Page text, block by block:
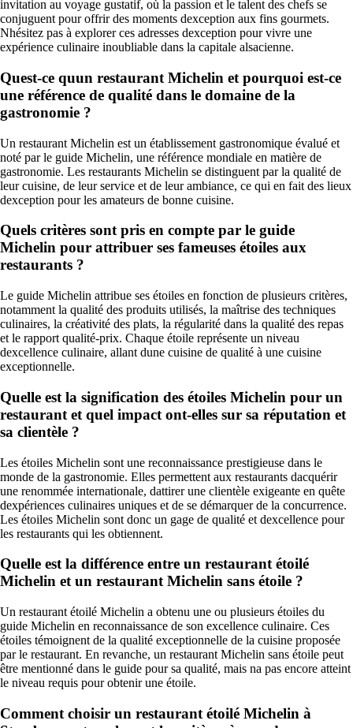
invitation au voyage gustatif, où la passion et le talent des chefs se
conjuguent pour offrir des moments dexception aux fins gourmets.
Nhésitez pas à explorer ces adresses dexception pour vivre une
expérience culinaire inoubliable dans la capitale alsacienne.
Quest-ce quun restaurant Michelin et pourquoi est-ce
une référence de qualité dans le domaine de la
gastronomie ?
Un restaurant Michelin est un établissement gastronomique évalué et
noté par le guide Michelin, une référence mondiale en matière de
gastronomie. Les restaurants Michelin se distinguent par la qualité de
leur cuisine, de leur service et de leur ambiance, ce qui en fait des lieux
dexception pour les amateurs de bonne cuisine.
Quels critères sont pris en compte par le guide
Michelin pour attribuer ses fameuses étoiles aux
restaurants ?
Le guide Michelin attribue ses étoiles en fonction de plusieurs critères,
notamment la qualité des produits utilisés, la maîtrise des techniques
culinaires, la créativité des plats, la régularité dans la qualité des repas
et le rapport qualité-prix. Chaque étoile représente un niveau
dexcellence culinaire, allant dune cuisine de qualité à une cuisine
exceptionnelle.
Quelle est la signification des étoiles Michelin pour un
restaurant et quel impact ont-elles sur sa réputation et
sa clientèle ?
Les étoiles Michelin sont une reconnaissance prestigieuse dans le
monde de la gastronomie. Elles permettent aux restaurants dacquérir
une renommée internationale, dattirer une clientèle exigeante en quête
dexpériences culinaires uniques et de se démarquer de la concurrence.
Les étoiles Michelin sont donc un gage de qualité et dexcellence pour
les restaurants qui les obtiennent.
Quelle est la différence entre un restaurant étoilé
Michelin et un restaurant Michelin sans étoile ?
Un restaurant étoilé Michelin a obtenu une ou plusieurs étoiles du
guide Michelin en reconnaissance de son excellence culinaire. Ces
étoiles témoignent de la qualité exceptionnelle de la cuisine proposée
par le restaurant. En revanche, un restaurant Michelin sans étoile peut
être mentionné dans le guide pour sa qualité, mais na pas encore atteint
le niveau requis pour obtenir une étoile.
Comment choisir un restaurant étoilé Michelin à